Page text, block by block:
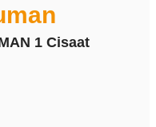
1 Cisaat